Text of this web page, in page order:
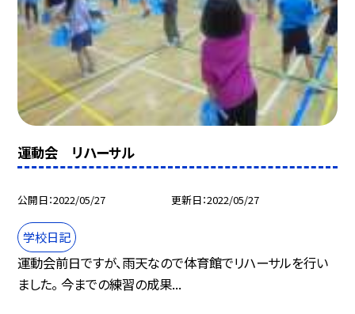
運動会 リハーサル
公開日 2022/05/27 更新日 2022/05/27
学校日記
運動会前日ですが、雨天なので体育館でリハーサルを行い
ました。 今までの練習の成果...